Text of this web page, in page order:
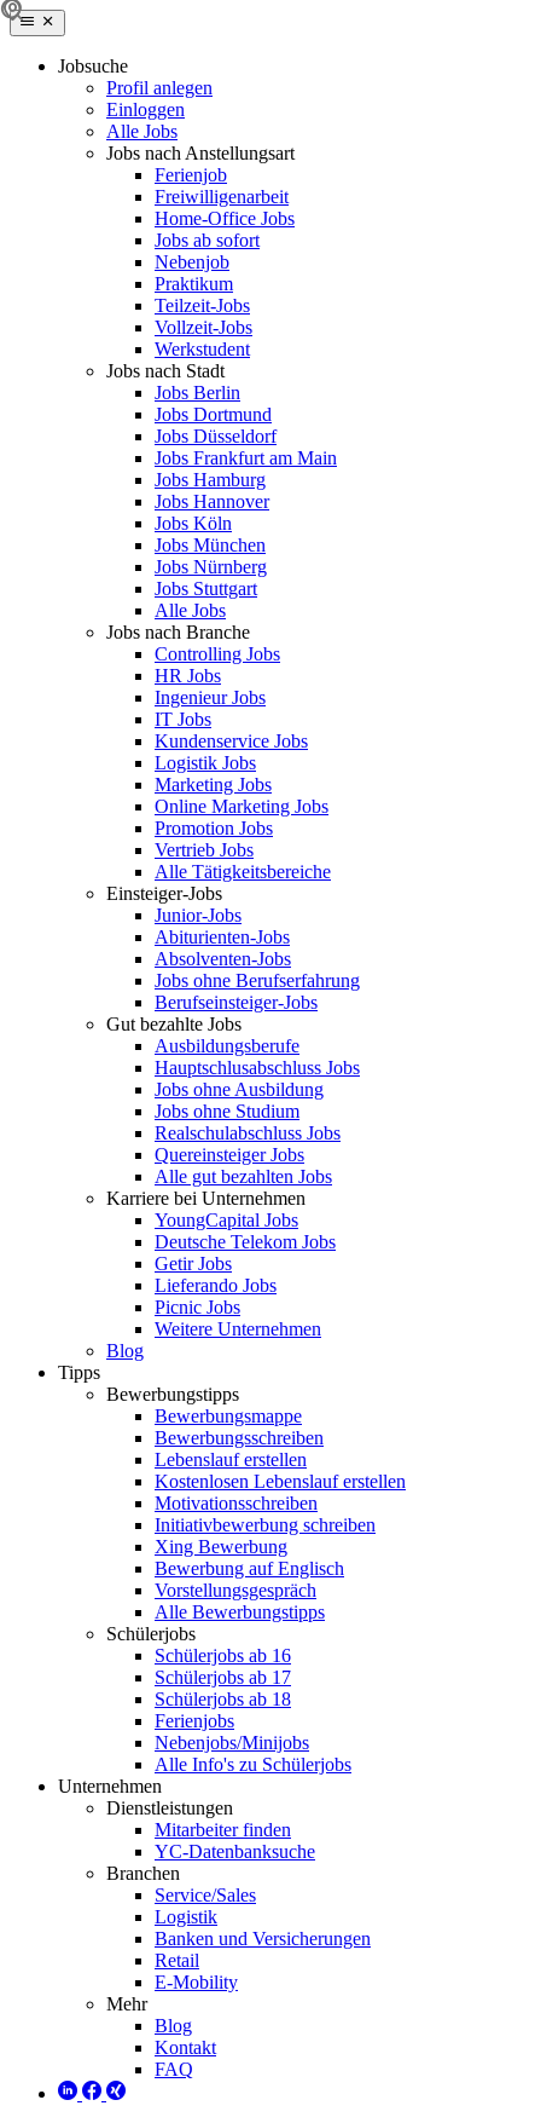
Jobsuche
Profil anlegen
Einloggen
Alle Jobs
Jobs nach Anstellungsart
Ferienjob
Freiwilligenarbeit
Home-Office Jobs
Jobs ab sofort
Nebenjob
Praktikum
Teilzeit-Jobs
Vollzeit-Jobs
Werkstudent
Jobs nach Stadt
Jobs Berlin
Jobs Dortmund
Jobs Düsseldorf
Jobs Frankfurt am Main
Jobs Hamburg
Jobs Hannover
Jobs Köln
Jobs München
Jobs Nürnberg
Jobs Stuttgart
Alle Jobs
Jobs nach Branche
Controlling Jobs
HR Jobs
Ingenieur Jobs
IT Jobs
Kundenservice Jobs
Logistik Jobs
Marketing Jobs
Online Marketing Jobs
Promotion Jobs
Vertrieb Jobs
Alle Tätigkeitsbereiche
Einsteiger-Jobs
Junior-Jobs
Abiturienten-Jobs
Absolventen-Jobs
Jobs ohne Berufserfahrung
Berufseinsteiger-Jobs
Gut bezahlte Jobs
Ausbildungsberufe
Hauptschlusabschluss Jobs
Jobs ohne Ausbildung
Jobs ohne Studium
Realschulabschluss Jobs
Quereinsteiger Jobs
Alle gut bezahlten Jobs
Karriere bei Unternehmen
YoungCapital Jobs
Deutsche Telekom Jobs
Getir Jobs
Lieferando Jobs
Picnic Jobs
Weitere Unternehmen
Blog
Tipps
Bewerbungstipps
Bewerbungsmappe
Bewerbungsschreiben
Lebenslauf erstellen
Kostenlosen Lebenslauf erstellen
Motivationsschreiben
Initiativbewerbung schreiben
Xing Bewerbung
Bewerbung auf Englisch
Vorstellungsgespräch
Alle Bewerbungstipps
Schülerjobs
Schülerjobs ab 16
Schülerjobs ab 17
Schülerjobs ab 18
Ferienjobs
Nebenjobs/Minijobs
Alle Info's zu Schülerjobs
Unternehmen
Dienstleistungen
Mitarbeiter finden
YC-Datenbanksuche
Branchen
Service/Sales
Logistik
Banken und Versicherungen
Retail
E-Mobility
Mehr
Blog
Kontakt
FAQ